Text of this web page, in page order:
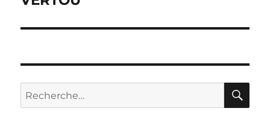
Recherche
pour :